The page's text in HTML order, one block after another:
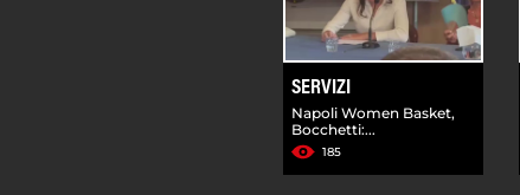
SERVIZI
Napoli Women Basket,
Bocchetti:...
185